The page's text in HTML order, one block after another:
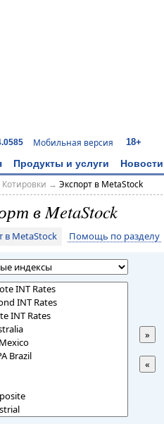
Мобильная версия 18+
Продукты и услуги Новости
Котировки → Экспорт в MetaStock
в MetaStock
в MetaStock Помощь по разделу
»
«